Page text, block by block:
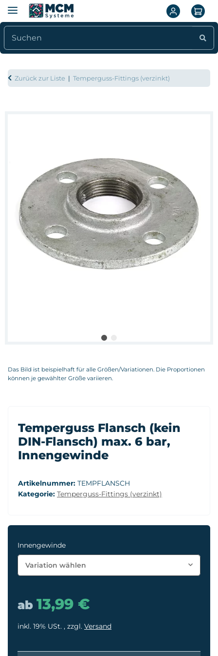
Zurück zur Liste Temperguss-Fittings (verzinkt)
Das Bild ist beispielhaft für alle Größen/Variationen. Die Proportionen
können je gewählter Größe variieren.
Temperguss Flansch (kein
DIN-Flansch) max. 6 bar,
Innengewinde
Artikelnummer: TEMPFLANSCH
Kategorie: Temperguss-Fittings (verzinkt)
Innengewinde
Variation wählen
ab 13,99 €
inkl. 19% USt. , zzgl. Versand